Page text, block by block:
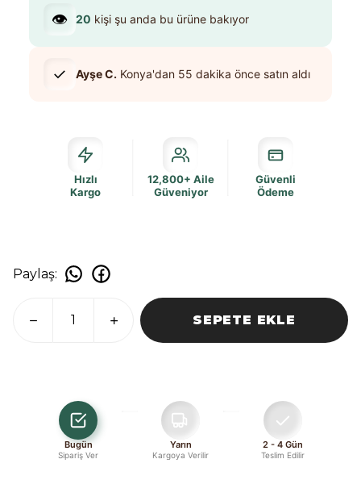
👁️ 20 kişi şu anda bu ürüne bakıyor
✓ Ayşe C. Konya'dan 55 dakika önce satın aldı
Hızlı
Kargo
12,800+ Aile
Güveniyor
Güvenli
Ödeme
Paylaş:
SEPETE EKLE
Bugün
Sipariş Ver
Yarın
Kargoya Verilir
2 - 4 Gün
Teslim Edilir